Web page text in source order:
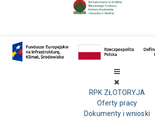
RPK ZŁOTORYJA
Oferty pracy
Dokumenty i wnioski